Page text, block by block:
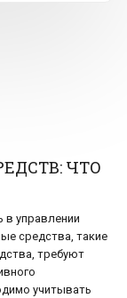
ЧТО
в управлении
средства, такие
требуют
учитывать